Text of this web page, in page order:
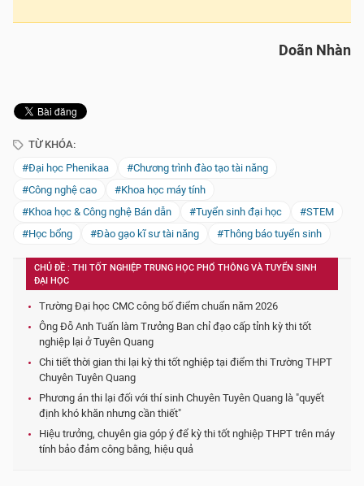
Doãn Nhàn
TỪ KHÓA:
#Đại học Phenikaa
#Chương trình đào tạo tài năng
#Công nghệ cao
#Khoa học máy tính
#Khoa học & Công nghệ Bán dẫn
#Tuyển sinh đại học
#STEM
#Học bổng
#Đào gạo kĩ sư tài năng #Thông báo tuyển sinh
CHỦ ĐỀ : THI TỐT NGHIỆP TRUNG HỌC PHỔ THÔNG VÀ TUYỂN SINH
ĐẠI HỌC
Trường Đại học CMC công bố điểm chuẩn năm 2026
Ông Đỗ Anh Tuấn làm Trưởng Ban chỉ đạo cấp tỉnh kỳ thi tốt
nghiệp lại ở Tuyên Quang
Chi tiết thời gian thi lại kỳ thi tốt nghiệp tại điểm thi Trường THPT
Chuyên Tuyên Quang
Phương án thi lại đối với thí sinh Chuyên Tuyên Quang là "quyết
định khó khăn nhưng cần thiết"
Hiệu trưởng, chuyên gia góp ý để kỳ thi tốt nghiệp THPT trên máy
tính bảo đảm công bằng, hiệu quả